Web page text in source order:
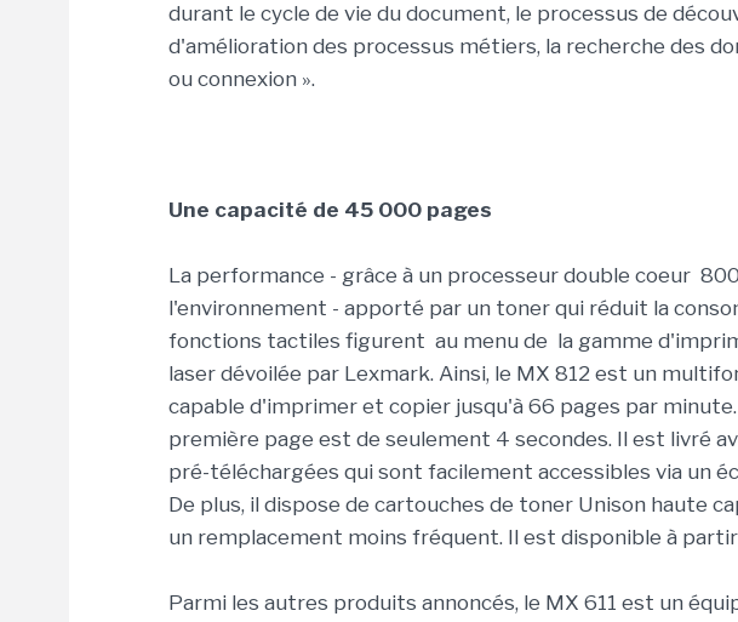
durant le cycle de vie du document, le processus de
d'amélioration des processus métiers, la recherche des
ou connexion ».
Une capacité de 45 000 pages
La performance - grâce à un processeur double coeur
l'environnement - apporté par un toner qui réduit la
fonctions tactiles figurent au menu de la gamme
laser dévoilée par Lexmark. Ainsi, le MX 812 est un
capable d'imprimer et copier jusqu'à 66 pages par
première page est de seulement 4 secondes. Il est livré
pré-téléchargées qui sont facilement accessibles via un
De plus, il dispose de cartouches de toner Unison haute
un remplacement moins fréquent. Il est disponible à
Parmi les autres produits annoncés, le MX 611 est un